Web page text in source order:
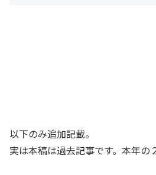
以下のみ追加記載。
実は本稿は過去記事です。本年の